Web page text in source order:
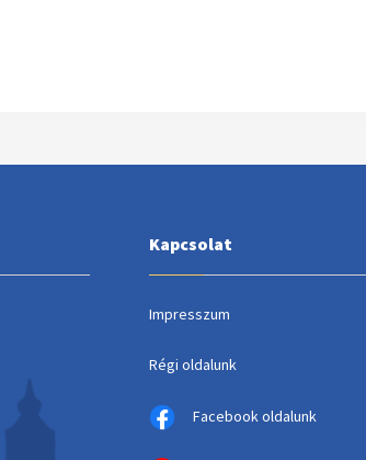
Kapcsolat
Impresszum
Régi oldalunk
Facebook oldalunk